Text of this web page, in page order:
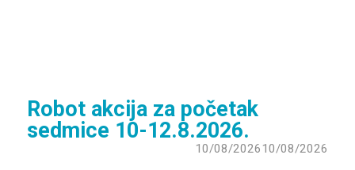
Robot akcija za početak
sedmice 10-12.8.2026.
10/08/2026 10/08/2026